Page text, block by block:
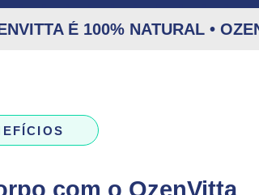
É 100% NATURAL •
com o OzenVitta